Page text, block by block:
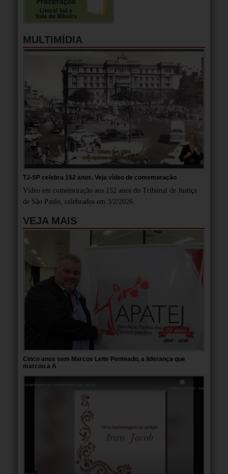
MULTIMÍDIA
TJ-SP celebra 152 anos. Veja vídeo de comemoração
Vídeo em comemoração aos 152 anos do Tribunal de Justiça
de São Paulo, celebrados em 3/2/2026.
VEJA MAIS
Cinco anos sem Marcos Leite Penteado, a liderança que
marcou a A